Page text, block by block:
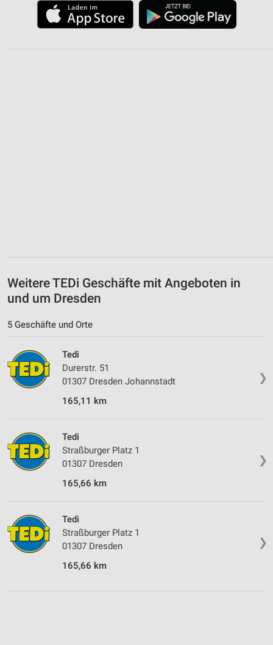
Weitere TEDi Geschäfte mit Angeboten in
und um Dresden
5 Geschäfte und Orte
❯
Tedi
Durerstr. 51
01307 Dresden Johannstadt
165,11 km
❯
Tedi
Straßburger Platz 1
01307 Dresden
165,66 km
❯
Tedi
Straßburger Platz 1
01307 Dresden
165,66 km